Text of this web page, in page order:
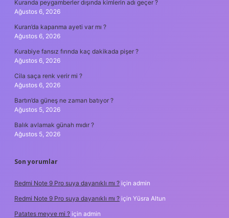
Kuranda peygamberler dışında kimlerin adı geçer ?
Ağustos 6, 2026
Kuran’da kapanma ayeti var mı ?
Ağustos 6, 2026
Kurabiye fansız fırında kaç dakikada pişer ?
Ağustos 6, 2026
Cila saça renk verir mi ?
Ağustos 6, 2026
Bartın’da güneş ne zaman batıyor ?
Ağustos 5, 2026
Balık avlamak günah mıdır ?
Ağustos 5, 2026
Son yorumlar
Redmi Note 9 Pro suya dayanıklı mı ? için admin
Redmi Note 9 Pro suya dayanıklı mı ? için Yüsra Altun
Patates meyve mi ? için admin